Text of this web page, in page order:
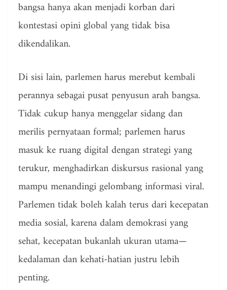
bangsa hanya akan menjadi korban dari
kontestasi opini global yang tidak bisa
dikendalikan.
Di sisi lain, parlemen harus merebut kembali
perannya sebagai pusat penyusun arah bangsa.
Tidak cukup hanya menggelar sidang dan
merilis pernyataan formal; parlemen harus
masuk ke ruang digital dengan strategi yang
terukur, menghadirkan diskursus rasional yang
mampu menandingi gelombang informasi viral.
Parlemen tidak boleh kalah terus dari kecepatan
media sosial, karena dalam demokrasi yang
sehat, kecepatan bukanlah ukuran utama—
kedalaman dan kehati-hatian justru lebih
penting.